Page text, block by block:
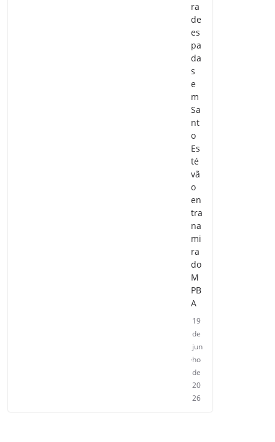
ra
de
es
pa
da
s
e
m
Sa
nt
o
Es
té
vã
o
en
tra
na
mi
ra
do
M
PB
A
19
de
jun
ho
de
20
26